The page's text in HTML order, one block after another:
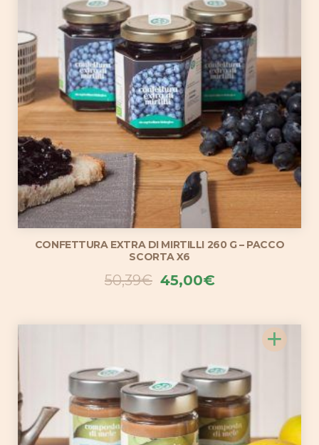
CONFETTURA EXTRA DI MIRTILLI 260 G – PACCO
SCORTA X6
50,39€ Il
45,00€Il
+